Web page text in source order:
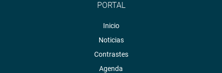
PORTAL
Inicio
Noticias
Contrastes
Agenda